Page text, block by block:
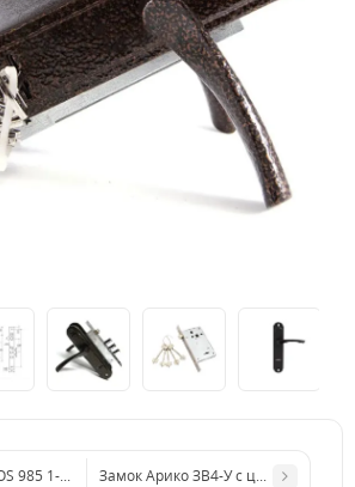
985 1-WAY DIN PB UNIV 85мм
Замок Арико ЗВ4-У с цилидром